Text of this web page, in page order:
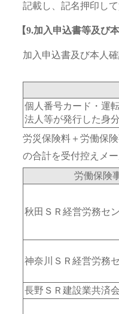
記載し、記名押印し
【9.加入申込書等及び
加入申込書及び本人
個人番号カード・運
法人等が発行した身
労災保険料＋労働保
の合計を受付控えメ
労働保険
秋田ＳＲ経営労務セ
神奈川ＳＲ経営労務
長野ＳＲ建設業共済会